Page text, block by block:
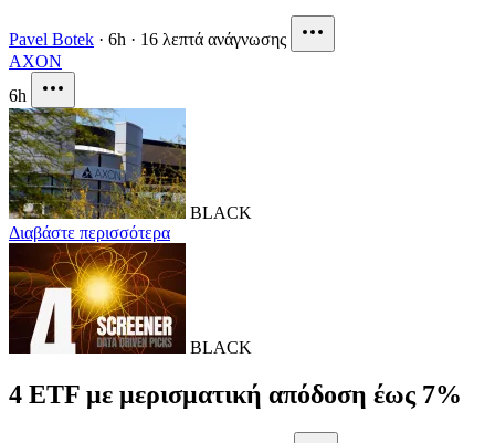
Pavel Botek · 6h · 16 λεπτά ανάγνωσης
AXON
6h
BLACK
Διαβάστε περισσότερα
BLACK
4 ETF με μερισματική απόδοση έως 7%